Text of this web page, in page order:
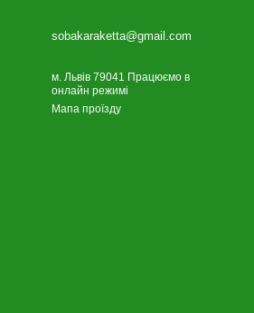
sobakaraketta@gmail.com
м. Львів 79041 Працюємо в
онлайн режимі
Мапа проїзду